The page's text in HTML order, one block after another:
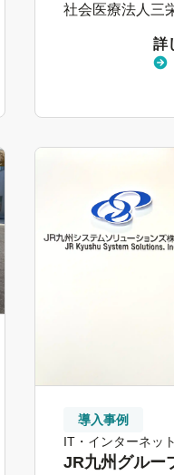
社会医療法人三
詳
導入事例
IT・インターネット
JR九州グルー